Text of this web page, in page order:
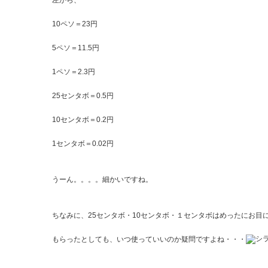
10ペソ＝23円
5ペソ＝11.5円
1ペソ＝2.3円
25センタボ＝0.5円
10センタボ＝0.2円
1センタボ＝0.02円
うーん。。。。細かいですね。
ちなみに、25センタボ・10センタボ・１センタボはめったにお目
もらったとしても、いつ使っていいのか疑問ですよね・・・